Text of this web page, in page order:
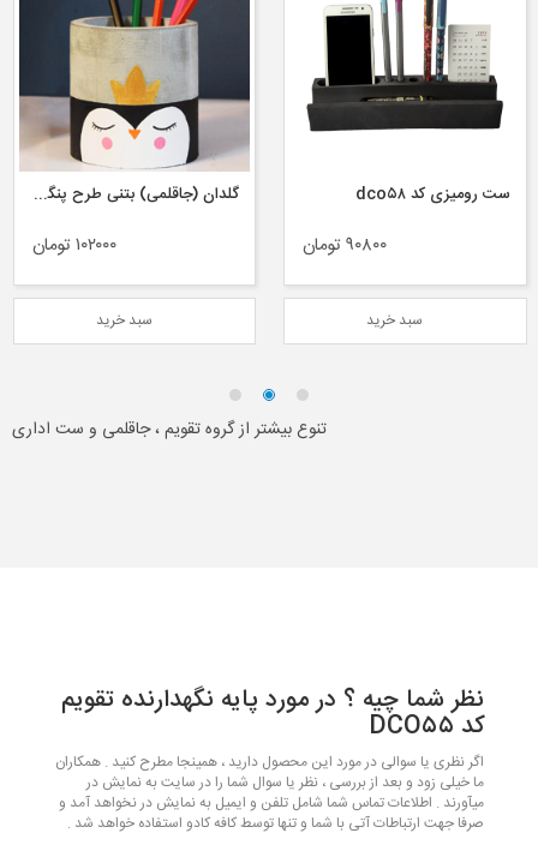
ست رومیزی کد dco۵۸
۹۰۸۰۰ تومان
سبد خرید
گلدان (جاقلمی) بتنی طرح پنگوئن
۱۰۲۰۰۰ تومان
سبد خرید
تنوع بیشتر از گروه تقویم ، جاقلمی و ست اداری
نظر شما چیه ؟ در مورد پایه نگهدارنده تقویم
کد DCO۵۵
اگر نظری یا سوالی در مورد این محصول دارید ، همینجا مطرح کنید . همکاران
ما خیلی زود و بعد از بررسی ، نظر یا سوال شما را در سایت به نمایش در
میآورند . اطلاعات تماس شما شامل تلفن و ایمیل به نمایش در نخواهد آمد و
صرفا جهت ارتباطات آتی با شما و تنها توسط کافه کادو استفاده خواهد شد .